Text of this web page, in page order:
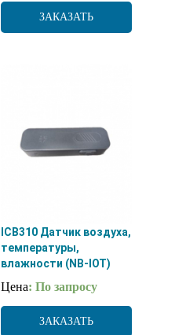
ЗАКАЗАТЬ
ICB310 Датчик воздуха,
температуры,
влажности (NB-IOT)
Цена: По запросу
ЗАКАЗАТЬ